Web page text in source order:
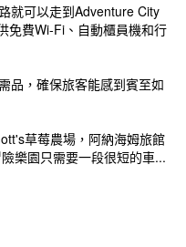
就可以走到Adventure City
免費Wi-Fi、自動櫃員機和行
品，確保旅客能感到賓至如
草莓農場，阿納海姆旅館
樂園只需要一段很短的車...